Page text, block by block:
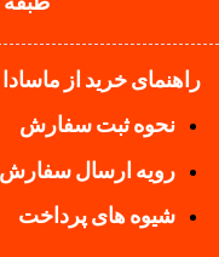
راهنمای خرید از
نحوه ثبت سفارش
رویه ارسال سفارش
شیوه های پرداخت